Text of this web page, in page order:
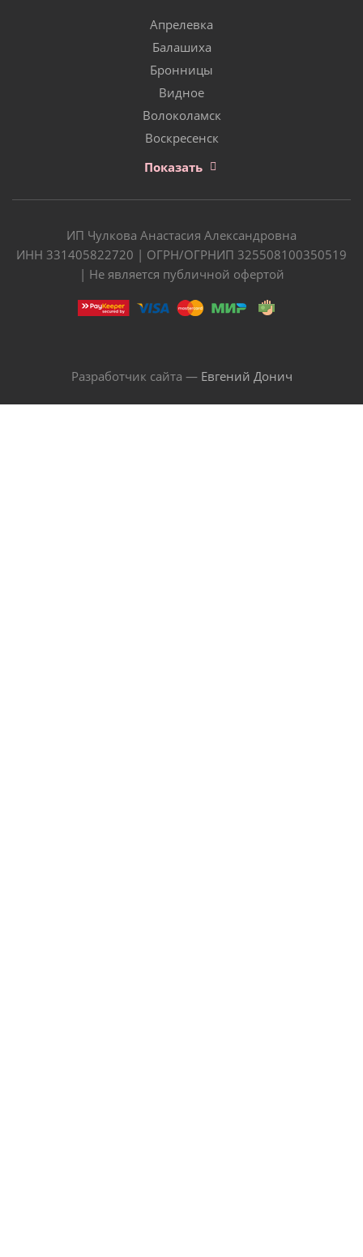
Апрелевка
Балашиха
Бронницы
Видное
Волоколамск
Воскресенск
Показать
ИП Чулкова Анастасия Александровна
ИНН 331405822720 | ОГРН/ОГРНИП 325508100350519
| Не является публичной офертой
Разработчик сайта — Евгений Донич